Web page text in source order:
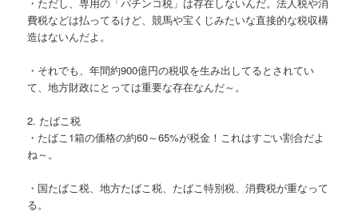
費税などは払ってるけど、競馬や宝くじみたいな直接的な税収構
造はないんだよ。
・それでも、年間約900億円の税収を生み出してるとされてい
て、地方財政にとっては重要な存在なんだ～。
2. たばこ税
・たばこ1箱の価格の約60～65%が税金！これはすごい割合だよ
ね～。
・国たばこ税、地方たばこ税、たばこ特別税、消費税が重なって
る。